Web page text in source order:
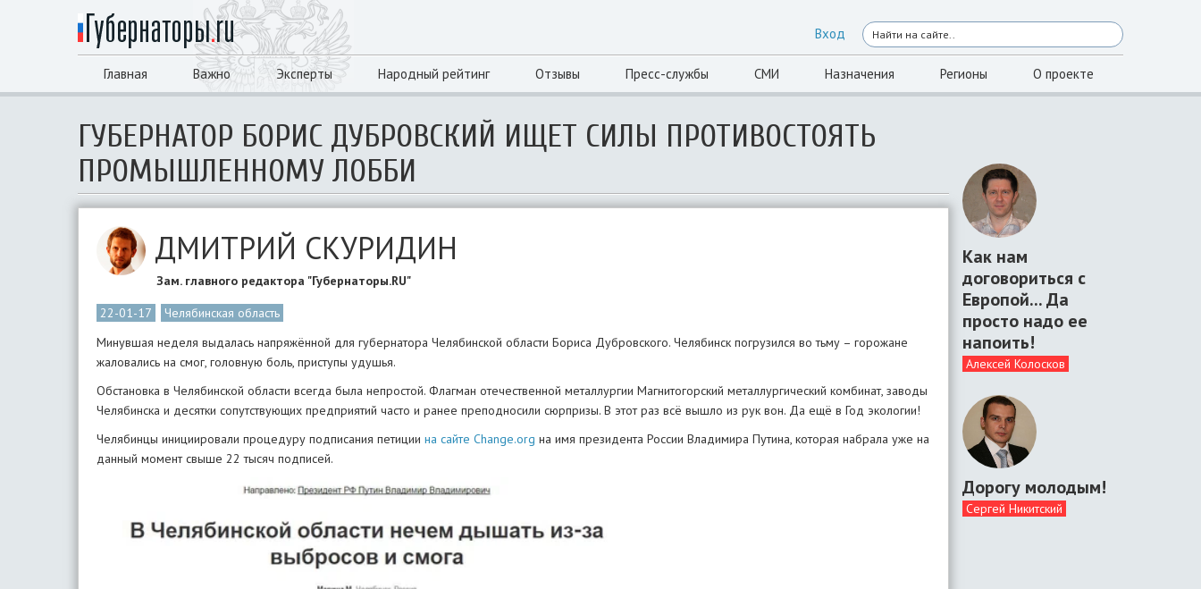
Вход
Главная Важно Эксперты Народный рейтинг Отзывы Пресс-службы СМИ Назначения Регионы О проекте
ГУБЕРНАТОР БОРИС ДУБРОВСКИЙ ИЩЕТ СИЛЫ ПРОТИВОСТОЯТЬ
ПРОМЫШЛЕННОМУ ЛОББИ
ДМИТРИЙ СКУРИДИН
Зам. главного редактора "Губернаторы.RU"
22-01-17
Челябинская область
Минувшая неделя выдалась напряжённой для губернатора Челябинской области Бориса Дубровского. Челябинск погрузился во тьму – горожане
жаловались на смог, головную боль, приступы удушья.
Обстановка в Челябинской области всегда была непростой. Флагман отечественной металлургии Магнитогорский металлургический комбинат, заводы
Челябинска и десятки сопутствующих предприятий часто и ранее преподносили сюрпризы. В этот раз всё вышло из рук вон. Да ещё в Год экологии!
Челябинцы инициировали процедуру подписания петиции на сайте Change.org на имя президента России Владимира Путина, которая набрала уже на
данный момент свыше 22 тысяч подписей.
Как нам
договориться с
Европой... Да
просто надо ее
напоить!
Алексей Колосков
Дорогу молодым!
Сергей Никитский